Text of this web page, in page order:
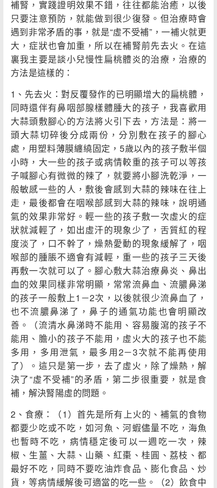
補腎，實踐證明效果不錯，往往都能治癒，以後
只要注意預防，就能做到很少復發。但治療時會
遇到非常矛盾的事，就是“虛不受補”，一補火就更
大，症狀也會加重，所以在補腎前先去火。在這
裏我主要是談小兒慢性扁桃體炎的治療，治療的
方法是這樣的：
1、先去火：對反覆發作的已明顯增大的扁桃體，
同時還伴有鼻咽部腺樣體腫大的孩子，我喜歡用
大蒜頭敷腳心的方法將火引下去，方法是：將一
頭大蒜切碎後分成兩份，分別敷在孩子的腳心
處，用塑料薄膜纏繞固定，5歲以內的孩子敷半個
小時，大一些的孩子或病情較重的孩子可以等孩
子喊腳心有微微的辣了，就要將小腳洗乾淨，一
般敏感一些的人，敷後會感到大蒜的辣味在往上
走，最後都會在咽喉部感到大蒜的辣味，說明通
氣的效果非常好。輕一些的孩子敷一次虛火的症
狀就減輕了，如出虛汗的現象少了，舌質紅的程
度淡了，口不幹了，燥熱愛動的現象緩解了，咽
喉部的腫脹不適會有減輕，重一些的孩子三天後
再敷一次就可以了。腳心敷大蒜治療鼻炎、鼻出
血的效果同樣非常明顯，常常流鼻血、流膿鼻涕
的孩子一般敷上1－2次，以後就很少流鼻血了，
也不流膿鼻涕了，鼻子的通氣功能也會明顯改
善。（流清水鼻涕時不能用、容易腹瀉的孩子不
能用、膽小的孩子不能用，虛火大的孩子也不能
多用，多用泄氣，最多用2－3次就不能再使用
了）。這只是第一步，去了虛火，除了燥熱，解
決了“虛不受補”的矛盾，第二步很重要，就是食
補，解決腎陽虛的問題。
2、食療：（1）首先是所有上火的、補氣的食物
都要少吃或不吃，如河魚、河蝦儘量不吃，海魚
也暫時不吃，病情穩定後可以一週吃一次，辣
椒、生薑、大蒜、山藥、紅棗、桂圓、荔枝、都
最好不吃，同時不要吃油炸食品、膨化食品、炒
貨，等病情緩解後可適當的吃一些。（2）飲食中